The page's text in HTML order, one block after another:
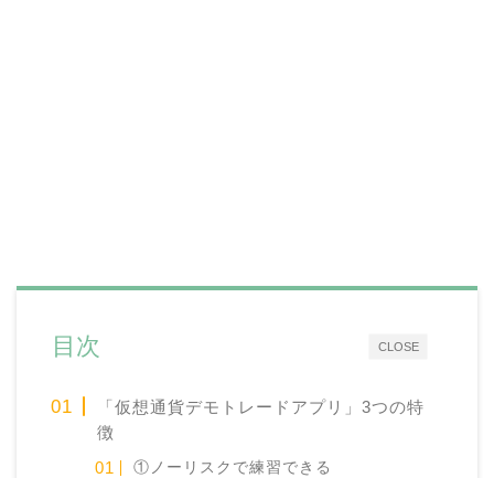
CLOSE
目次
「仮想通貨デモトレードアプリ」3つの特
徴
①ノーリスクで練習できる